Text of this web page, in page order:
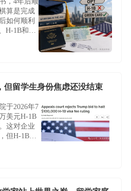
算是完成
如何顺利
H-1B和绿
但留学生身份焦虑还没结束
于2026年7
美元H-1B
这对企业
但H-1B制
身份——